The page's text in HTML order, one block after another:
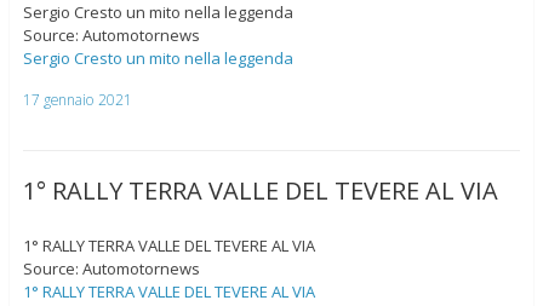
Sergio Cresto un mito nella leggenda
Source: Automotornews
Sergio Cresto un mito nella leggenda
17 gennaio 2021
1° RALLY TERRA VALLE DEL TEVERE AL VIA
1° RALLY TERRA VALLE DEL TEVERE AL VIA
Source: Automotornews
1° RALLY TERRA VALLE DEL TEVERE AL VIA